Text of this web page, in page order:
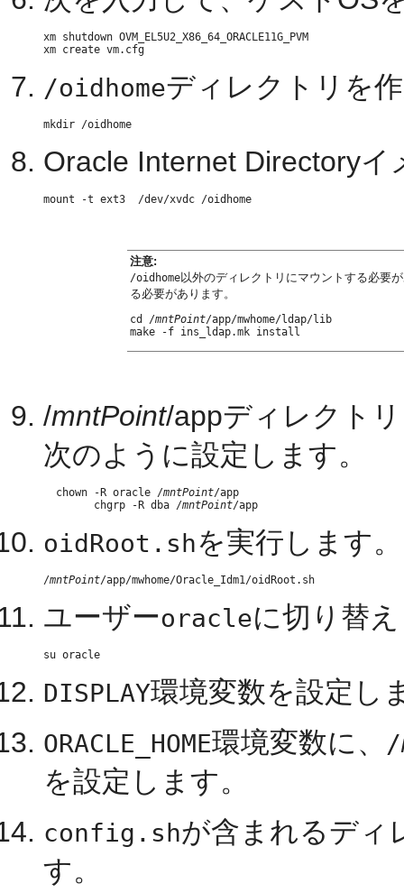
xm shutdown OVM_EL5U2_X86_64_ORACLE11G_PVM
/oidhomeディレクトリを
Oracle Internet Directory
注意:
/oidhome以外のディレクトリにマウントする必要
る必要があります。
cd /mntPoint/app/mwhome/ldap/lib
/mntPoint/appディレクト
次のように設定します。
  chown -R oracle /
mntPoint/app
        chgrp -R dba /
mntPoint
oidRoot.shを実行します。
/mntPoint
ユーザーoracleに切り替
DISPLAY環境変数を設定し
ORACLE_HOME環境変数に、 /
を設定します。
config.shが含まれるディ
す。